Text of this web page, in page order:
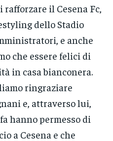
il Cesena Fc,
dello Stadio
e anche
che essere felici di
in casa bianconera.
ringraziare
e, attraverso lui,
hanno permesso di
a Cesena e che